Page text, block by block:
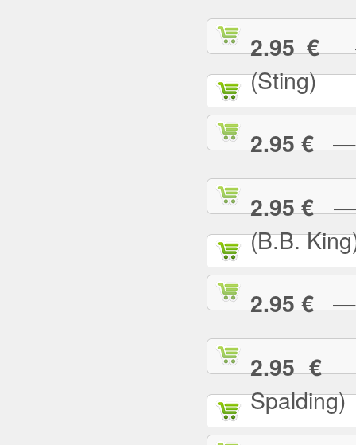
2.95 €—
(Sting)
2.95 €— I
2.95 €— I
(B.B.
2.95 €— I
2.95 €—
Spalding)